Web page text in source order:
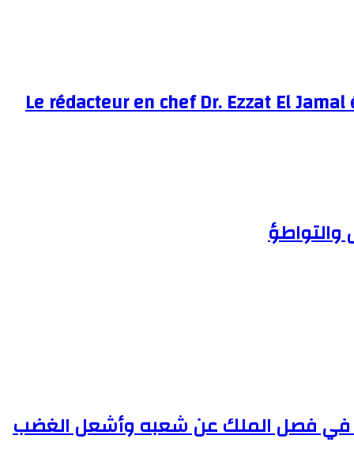
Le rédacteur en chef Dr. Ezzat El
في فصل الملك عن شعبه وأشعل الغضب